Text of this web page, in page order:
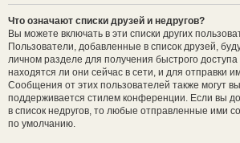
Что означают списки друзей и недругов?
Вы можете включать в эти списки других
Пользователи, добавленные в список друзей,
личном разделе для получения быстрого
находятся ли они сейчас в сети, и для отправки
Сообщения от этих пользователей также могут
поддерживается стилем конференции. Если вы
в список недругов, то любые отправленные ими
по умолчанию.